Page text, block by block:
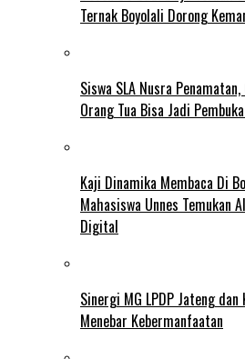
Ternak Boyolali Dorong
Siswa SLA Nusra
Orang Tua Bisa Jadi
Kaji Dinamika Membaca Di
Mahasiswa Unnes
Digital
Sinergi MG LPDP Jateng
Menebar Kebermanfaatan